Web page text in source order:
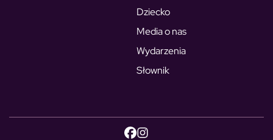
Dziecko
Media o nas
Wydarzenia
Słownik